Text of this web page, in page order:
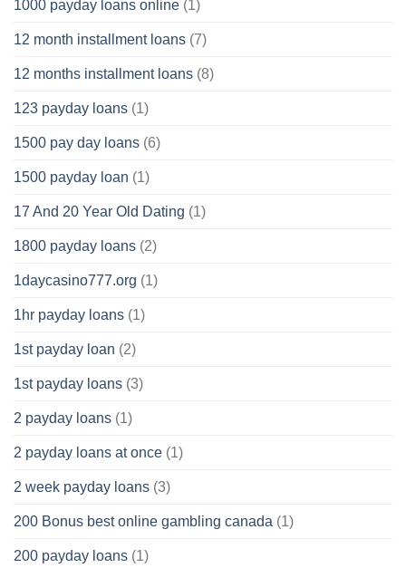
1000 payday loans online (1)
12 month installment loans (7)
12 months installment loans (8)
123 payday loans (1)
1500 pay day loans (6)
1500 payday loan (1)
17 And 20 Year Old Dating (1)
1800 payday loans (2)
1daycasino777.org (1)
1hr payday loans (1)
1st payday loan (2)
1st payday loans (3)
2 payday loans (1)
2 payday loans at once (1)
2 week payday loans (3)
200 Bonus best online gambling canada (1)
200 payday loans (1)